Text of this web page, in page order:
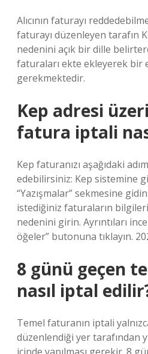
Alıcının faturayı
faturayı düzenleyen tarafın
nedenini açık bir dille
faturaları ekte ekleyerek bir
gerekmektedir.
Kep adresi
fatura iptali
Kep faturanızı aşağıdaki
edebilirsiniz: Kep sistemine
“Yazışmalar” sekmesine
istediğiniz faturaların
nedenini girin. Ayrıntıları
öğeler” butonuna tıklayın.
8 günü geçen
nasıl iptal
Temel faturanın iptali
düzenlendiği yer tarafından